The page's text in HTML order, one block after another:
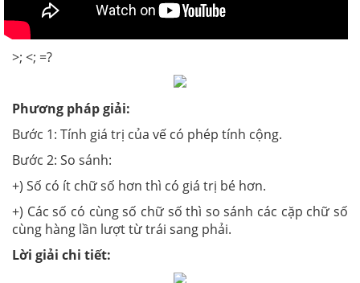
>; <; =?
Phương pháp giải:
Bước 1: Tính giá trị của vế có phép tính cộng.
Bước 2: So sánh:
+) Số có ít chữ số hơn thì có giá trị bé hơn.
+) Các số có cùng số chữ số thì so sánh các cặp chữ số
cùng hàng lần lượt từ trái sang phải.
Lời giải chi tiết: